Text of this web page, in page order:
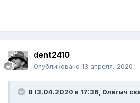
dent2410
Опубликовано 13 апреля, 2020
В 13.04.2020 в 17:36, Олегыч